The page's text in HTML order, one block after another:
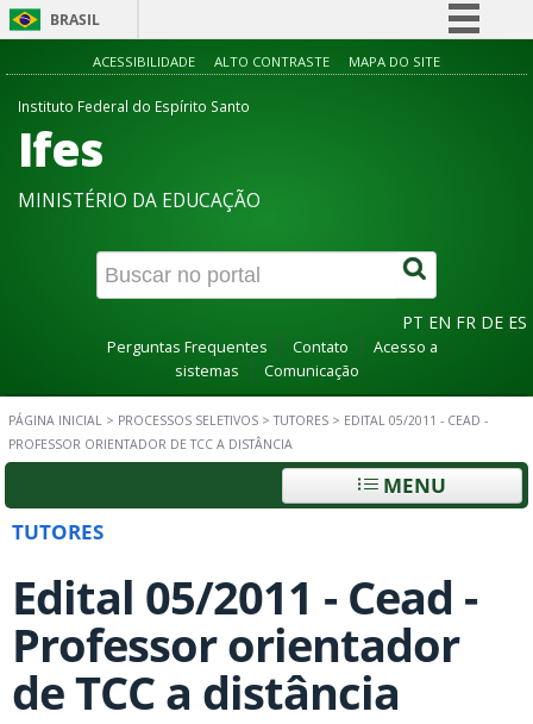
BRASIL
Simplifique!
Canais
ACESSIBILIDADE ALTO CONTRASTE MAPA DO SITE
Instituto Federal do Espírito Santo
Ifes
MINISTÉRIO DA EDUCAÇÃO
PT EN FR DE ES
Perguntas Frequentes Contato
Acesso a
sistemas
Comunicação
PÁGINA INICIAL > PROCESSOS SELETIVOS >TUTORES > EDITAL 05/2011 - CEAD -
PROFESSOR ORIENTADOR DE TCC A DISTÂNCIA
MENU
TUTORES
Edital 05/2011 - Cead -
Professor orientador
de TCC a distância